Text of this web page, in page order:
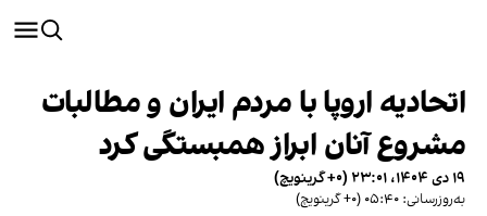
اتحادیه اروپا با مردم ایران و مطالبات
مشروع آنان ابراز همبستگی کرد
۱۹ دی ۱۴۰۴، ۲۳:۰۱ (‎+۰ گرینویچ)
به‌روزرسانی: ۰۵:۴۰ (‎+۰ گرینویچ)